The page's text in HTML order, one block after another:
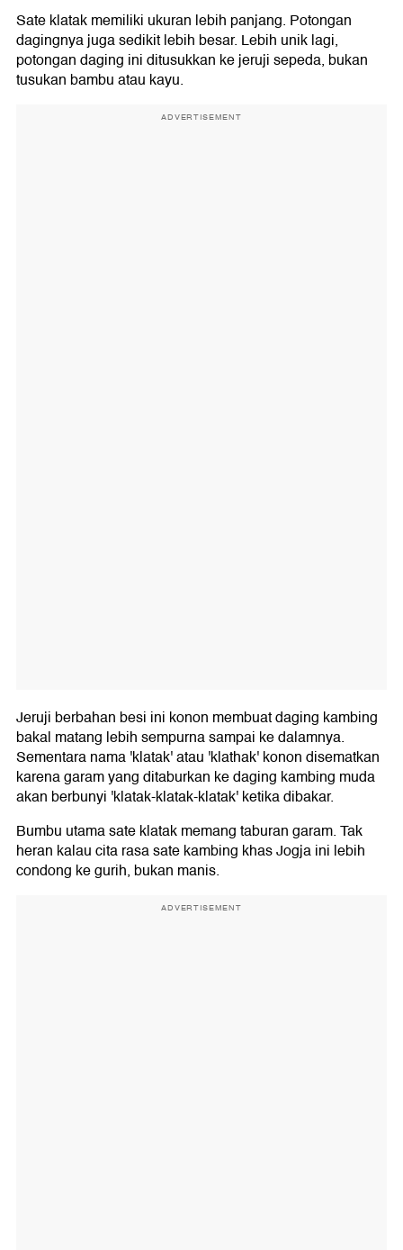
Sate klatak memiliki ukuran lebih panjang. Potongan
dagingnya juga sedikit lebih besar. Lebih unik lagi,
potongan daging ini ditusukkan ke jeruji sepeda, bukan
tusukan bambu atau kayu.
ADVERTISEMENT
Jeruji berbahan besi ini konon membuat daging kambing
bakal matang lebih sempurna sampai ke dalamnya.
Sementara nama 'klatak' atau 'klathak' konon disematkan
karena garam yang ditaburkan ke daging kambing muda
akan berbunyi 'klatak-klatak-klatak' ketika dibakar.
Bumbu utama sate klatak memang taburan garam. Tak
heran kalau cita rasa sate kambing khas Jogja ini lebih
condong ke gurih, bukan manis.
ADVERTISEMENT